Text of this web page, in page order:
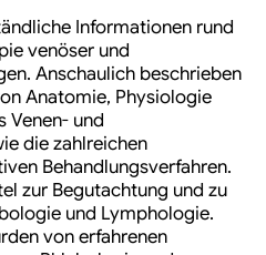
Informationen rund
venöser und
Anschaulich beschrieben
Anatomie, Physiologie
Venen- und
die zahlreichen
Behandlungsverfahren.
zur Begutachtung und zu
und Lymphologie.
von erfahrenen